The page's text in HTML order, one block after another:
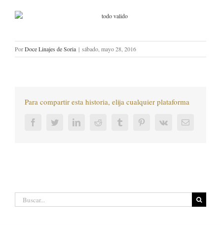
PorDoce Linajes de Soria | sábado, mayo 28, 2016
Para compartir esta historia, elija cualquier plataforma
FacebookTwitterLinkedInReddit Tumblr PinterestVk
Correo
Buscar: